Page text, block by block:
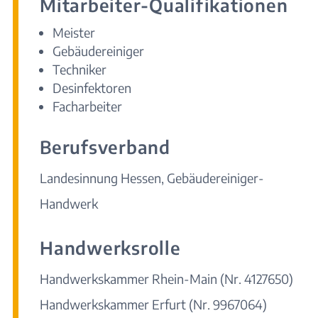
Mitarbeiter-Qualifikationen
Meister
Gebäudereiniger
Techniker
Desinfektoren
Facharbeiter
Berufsverband
Landesinnung Hessen, Gebäudereiniger-
Handwerk
Handwerksrolle
Handwerkskammer Rhein-Main (Nr. 4127650)
Handwerkskammer Erfurt (Nr. 9967064)